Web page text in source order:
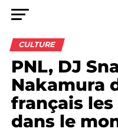
CULTURE
PNL, DJ
Nakamura
français
dans le